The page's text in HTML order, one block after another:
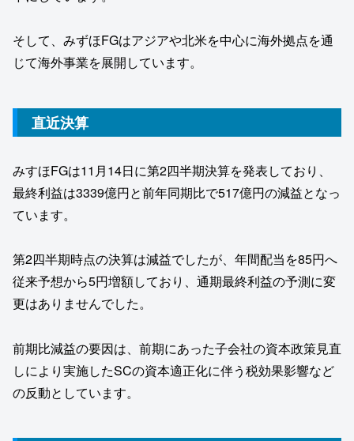
そして、みずほFGはアジアや北米を中心に海外拠点を通
じて海外事業を展開しています。
直近決算
みすほFGは11月14日に第2四半期決算を発表しており、
最終利益は3339億円と前年同期比で517億円の減益となっ
ています。
第2四半期時点の決算は減益でしたが、年間配当を85円へ
従来予想から5円増額しており、通期最終利益の予測に変
更はありませんでした。
前期比減益の要因は、前期にあった子会社の資本政策見直
しにより実施したSCの資本適正化に伴う税効果影響など
の反動としています。